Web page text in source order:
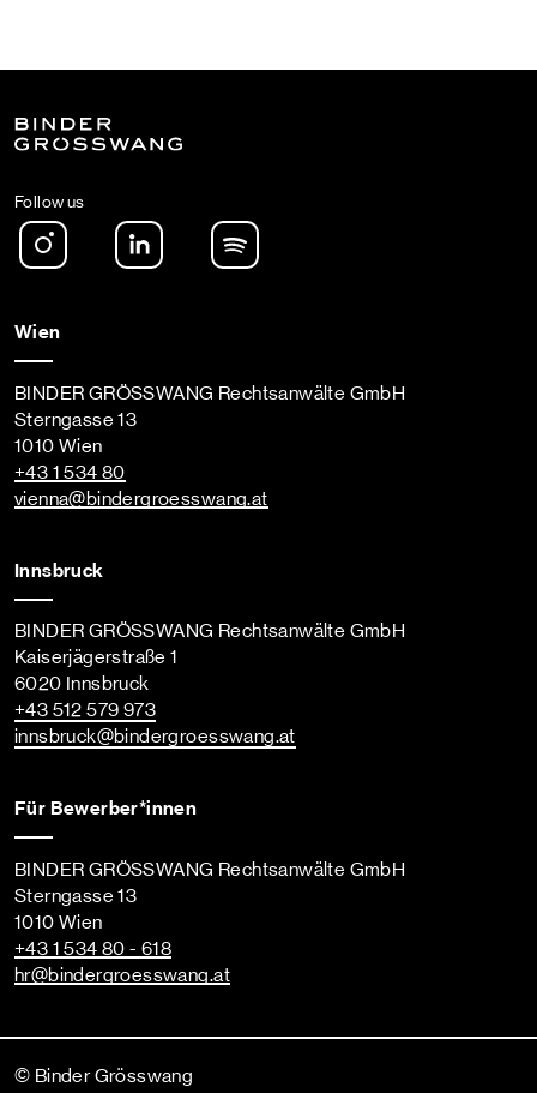
Follow us
Instagram LinkedIn
Wien
BINDER GRÖSSWANG Rechtsanwälte GmbH
Sterngasse 13
1010 Wien
+43 1 534 80
vienna@bindergroesswang.at
Innsbruck
BINDER GRÖSSWANG Rechtsanwälte GmbH
Kaiserjägerstraße 1
6020 Innsbruck
+43 512 579 973
innsbruck@bindergroesswang.at
Für Bewerber*innen
BINDER GRÖSSWANG Rechtsanwälte GmbH
Sterngasse 13
1010 Wien
+43 1 534 80 - 618
hr@bindergroesswang.at
© Binder Grösswang